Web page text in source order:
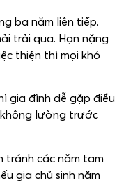
ba năm liên tiếp.
trải qua. Hạn nặng
thiện thì mọi khó
gia đình dễ gặp điều
lường trước
tránh các năm tam
gia chủ sinh năm